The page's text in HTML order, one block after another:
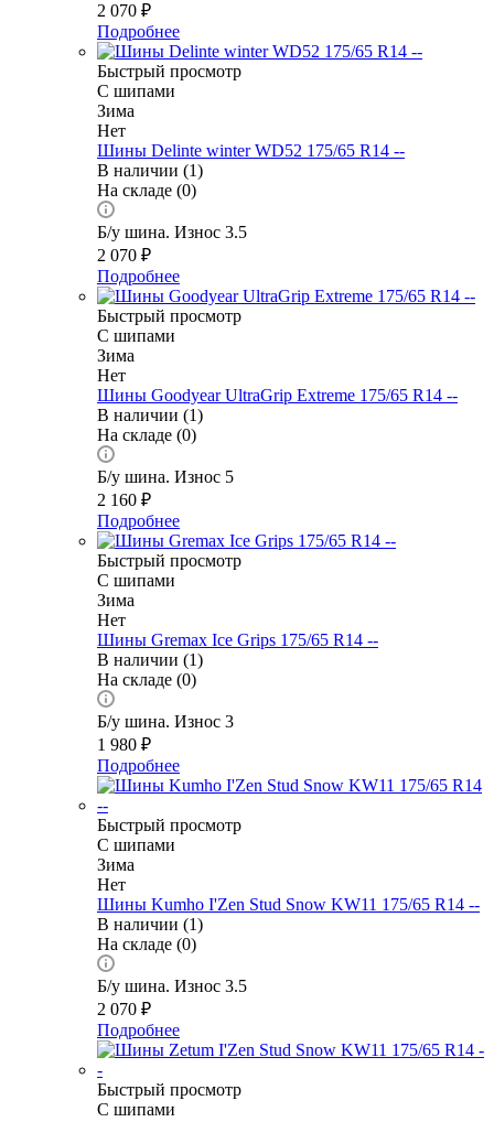
2 070 ₽
Подробнее
Быстрый просмотр
С шипами
Зима
Нет
Шины Delinte winter WD52 175/65 R14 --
В наличии (1)
На складе (0)
Б/у шина. Износ 3.5
2 070 ₽
Подробнее
Быстрый просмотр
С шипами
Зима
Нет
Шины Goodyear UltraGrip Extreme 175/65 R14 --
В наличии (1)
На складе (0)
Б/у шина. Износ 5
2 160 ₽
Подробнее
Быстрый просмотр
С шипами
Зима
Нет
Шины Gremax Ice Grips 175/65 R14 --
В наличии (1)
На складе (0)
Б/у шина. Износ 3
1 980 ₽
Подробнее
Быстрый просмотр
С шипами
Зима
Нет
Шины Kumho I'Zen Stud Snow KW11 175/65 R14 --
В наличии (1)
На складе (0)
Б/у шина. Износ 3.5
2 070 ₽
Подробнее
Быстрый просмотр
С шипами